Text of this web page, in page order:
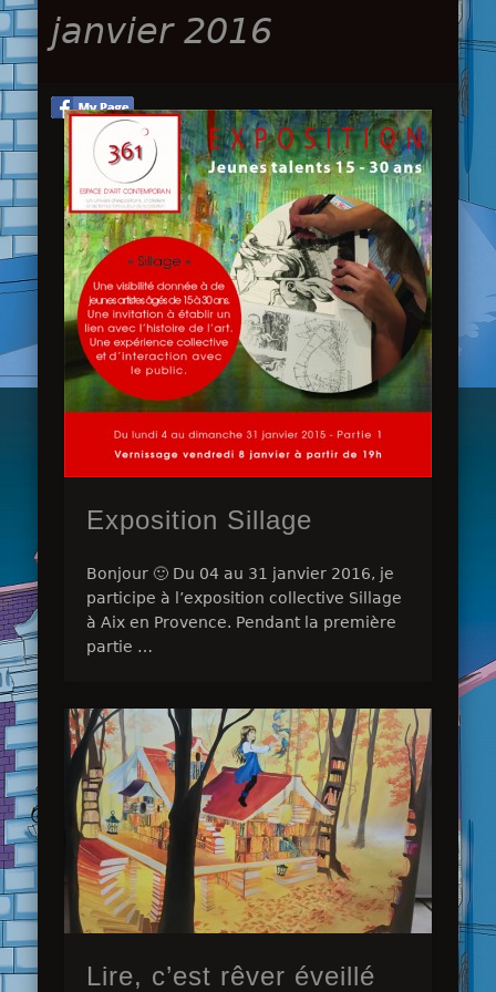
janvier 2016
Exposition Sillage
Bonjour 🙂 Du 04 au 31 janvier 2016, je
participe à l’exposition collective Sillage
à Aix en Provence. Pendant la première
partie …
Lire, c’est rêver éveillé